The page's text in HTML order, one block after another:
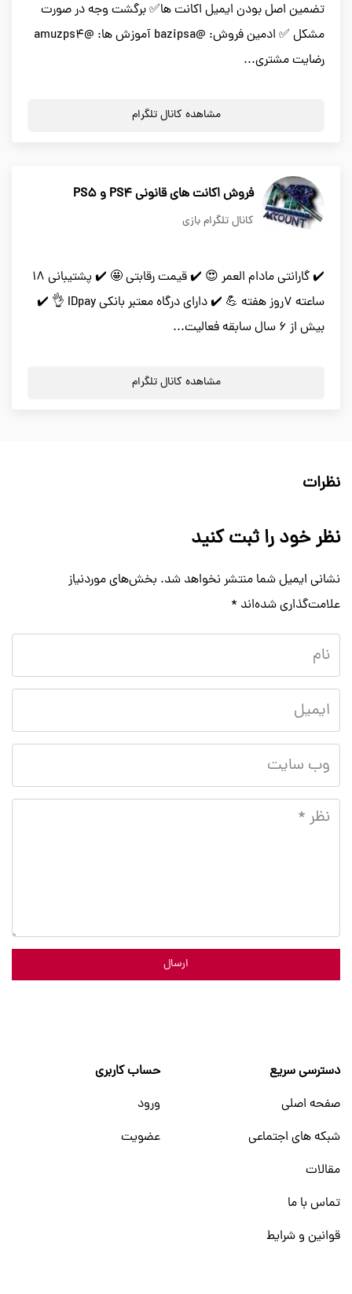
تضمین اصل بودن ایمیل اکانت ها✅ برگشت وجه در صورت
مشکل ✅ ادمین فروش: @bazipsa آموزش ها: @amuzps4
رضایت مشتری...
مشاهده کانال تلگرام
فروش اکانت های قانونی PS4 و PS5
کانال تلگرام بازی
✔️ گارانتی مادام العمر 😍 ✔️ قیمت رقابتی 🤩 ✔️ پشتیبانی 18
ساعته 7روز هفته 💪 ✔️ دارای درگاه معتبر بانکی IDpay 👌 ✔️
بیش از 6 سال سابقه فعالیت...
مشاهده کانال تلگرام
نظرات
نظر خود را ثبت کنید
نشانی ایمیل شما منتشر نخواهد شد. بخش‌های موردنیاز
علامت‌گذاری شده‌اند *
ارسال
دسترسی سریع
صفحه اصلی
شبکه های اجتماعی
مقالات
تماس با ما
قوانین و شرایط
حساب کاربری
ورود
عضویت